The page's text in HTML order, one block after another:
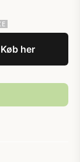
Køb her